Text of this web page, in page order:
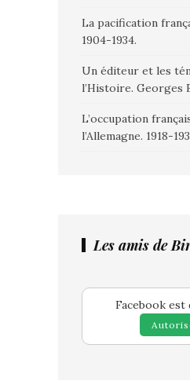
La pacification
1904-1934.
Un éditeur et les
l’Histoire. Georges
L’occupation
l’Allemagne. 1918-
Les amis de
Facebook est